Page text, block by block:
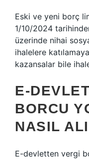
Eski ve yeni borç
1/10/2024
üzerinde nihai
ihalelere
kazansalar bile
E-
BORCU
NASIL
E-devletten vergi